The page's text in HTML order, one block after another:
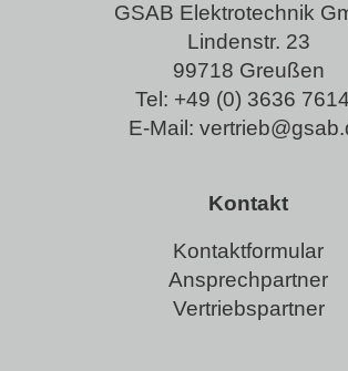
GSAB Elektrotechnik
Lindenstr. 23
99718 Greußen
Tel: +49 (0) 3636
E-Mail:
Kontakt
Kontaktformular
Ansprechpartner
Vertriebspartner